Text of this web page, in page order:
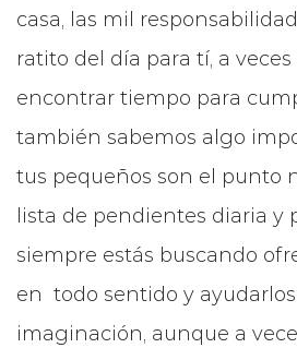
casa, las mil
ratito del día para tí, a veces
encontrar tiempo para
también sabemos algo
tus pequeños son el punto
lista de pendientes diaria y
siempre estás buscando
en todo sentido y
imaginación, aunque a